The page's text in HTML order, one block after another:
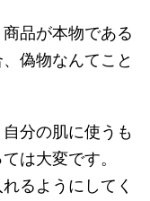
品が本物である
偽物なんてこと
分の肌に使うも
は大変です。
るようにしてく